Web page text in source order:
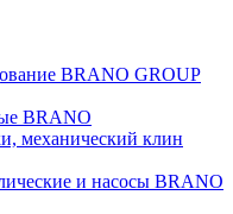
BRANO GROUP
BRANO
механический клин
и насосы BRANO